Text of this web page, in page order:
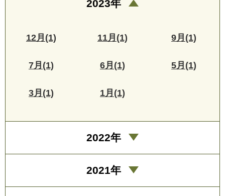
2023年
12月(1) 11月(1) 9月(1)
7月(1) 6月(1) 5月(1)
3月(1) 1月(1)
2022年
2021年